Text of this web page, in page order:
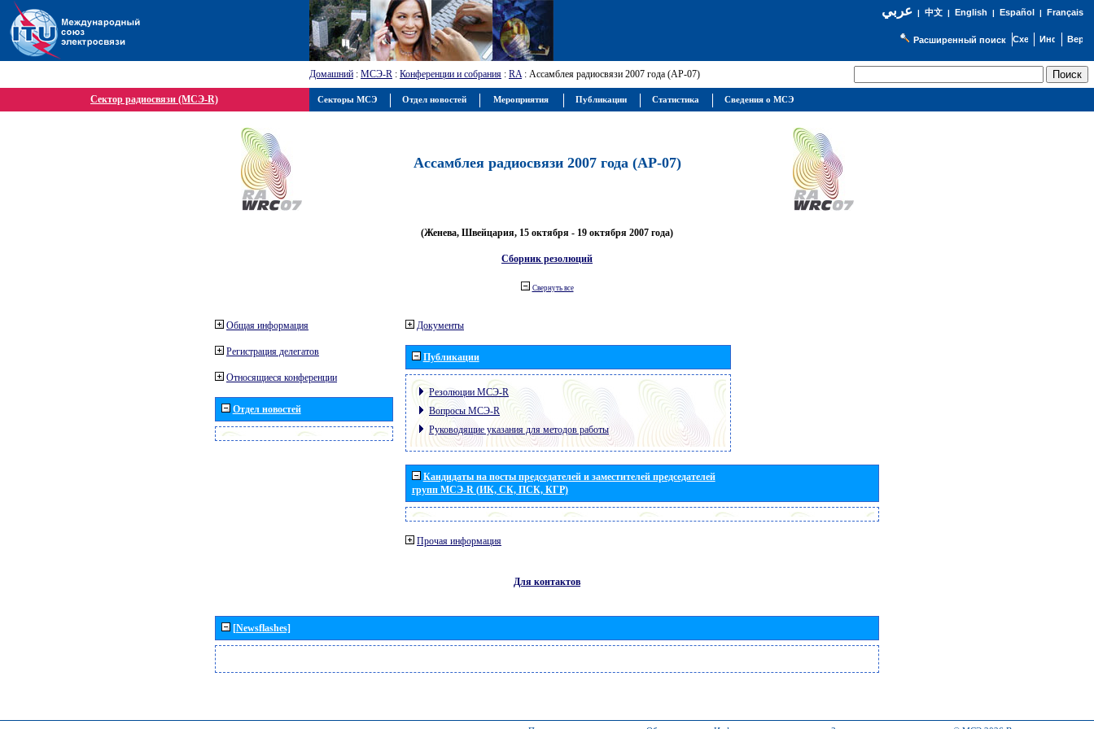
عربي| 中文| English | Español | Français
Расширенный поиск
Домашний : МСЭ-R : Конференции и собрания : RA: Ассамблея радиосвязи 2007 года (АР-07)
Сектор радиосвязи (МСЭ-R)
Ассамблея радиосвязи 2007 года (АР-07)
(Женева, Швейцария, 15 октября - 19 октября 2007 года)
Сборник резолюций
Свернуть все
Общая информация
Регистрация делегатов
Относящиеся конференции
Отдел новостей
Документы
Публикации
Резолюции МСЭ-R
Вопросы МСЭ-R
Руководящие указания для методов работы
Кандидаты на посты председателей и заместителей председателей
групп МСЭ-R (ИК, СК, ПСК, КГР)
Прочая информация
Для контактов
[Newsflashes]
Секторы МСЭ Отдел новостей Мероприятия Публикации Статистика Сведения о МСЭ